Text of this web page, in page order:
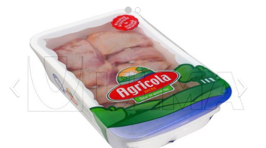
‹ ›